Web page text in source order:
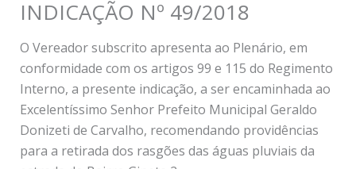
INDICAÇÃO Nº 49/2018
O Vereador subscrito apresenta ao Plenário, em
conformidade com os artigos 99 e 115 do Regimento
Interno, a presente indicação, a ser encaminhada ao
Excelentíssimo Senhor Prefeito Municipal Geraldo
Donizeti de Carvalho, recomendando providências
para a retirada dos rasgões das águas pluviais da